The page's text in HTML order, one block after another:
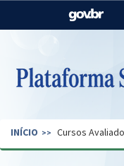
Casa Civil
Pecuária e
Secretaria de
INÍCIO Cursos